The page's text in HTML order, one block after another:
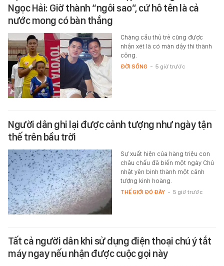
Ngọc Hải: Giờ thành “ngôi sao”, cứ hô tên là cả
nước mong có bàn thắng
Chàng cầu thủ trẻ cũng được
nhận xét là có màn dậy thì thành
công.
ĐỜI SỐNG - 5 giờ trước
Người dân ghi lại được cảnh tượng như ngày tận
thế trên bầu trời
Sự xuất hiện của hàng triệu con
châu chấu đã biến một ngày Chủ
nhật yên bình thành một cảnh
tượng kinh hoàng.
THẾ GIỚI ĐÓ ĐÂY - 5 giờ trước
Tất cả người dân khi sử dụng điện thoại chú ý tắt
máy ngay nếu nhận được cuộc gọi này